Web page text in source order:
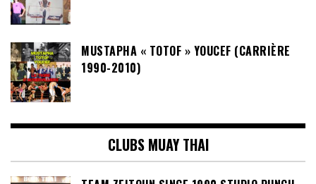
MUSTAPHA « TOTOF » YOUCEF (CARRIÈRE
1990-2010)
CLUBS MUAY THAI